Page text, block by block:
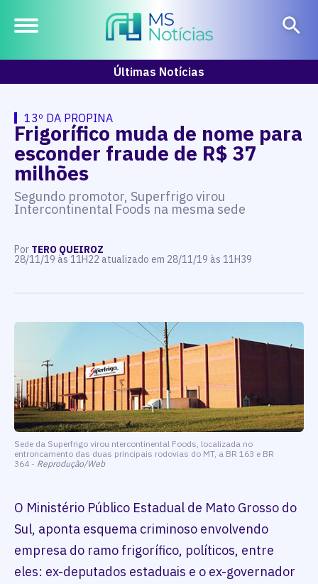
Últimas Notícias
13º DA PROPINA
Frigorífico muda de nome para
esconder fraude de R$ 37
milhões
Segundo promotor, Superfrigo virou
Intercontinental Foods na mesma sede
Por TERO QUEIROZ
28/11/19 às 11H22 atualizado em 28/11/19 às 11H39
Sede da Superfrigo virou ntercontinental Foods, localizada no
entroncamento das duas principais rodovias do MT, a BR 163 e BR
364 - Reprodução/Web
O Ministério Público Estadual de Mato Grosso do
Sul, aponta esquema criminoso envolvendo
empresa do ramo frigorífico, políticos, entre
eles: ex-deputados estaduais e o ex-governador